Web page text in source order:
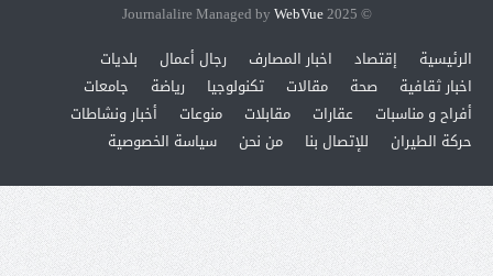
© 2025 Journalalire Managed by
WebVue
الرئيسية
إقتصاد اخبار المصارف رجال أعمال
بلديات
اخبار ثقافية
صحة مقالات تكنولوجيا رياضة
جامعات
أفراح و مناسبات
عقارات مقابلات منوعات
أخبار ونشاطات
حركة الطيران
للإتصال بنا من نحن سياسة الخصوصية